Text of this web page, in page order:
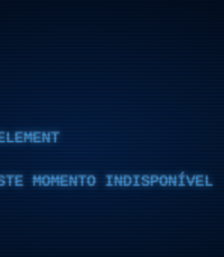
MOMENTO INDISPONÍVEL